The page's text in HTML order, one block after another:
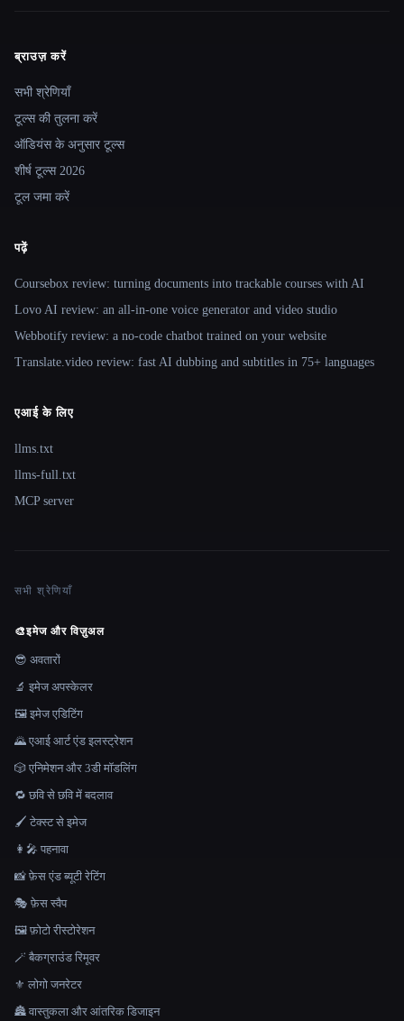
Site navigation
ब्राउज़ करें
सभी श्रेणियाँ
टूल्स की तुलना करें
ऑडियंस के अनुसार टूल्स
शीर्ष टूल्स 2026
टूल जमा करें
पढ़ें
Coursebox review: turning documents into trackable courses with AI
Lovo AI review: an all-in-one voice generator and video studio
Webbotify review: a no-code chatbot trained on your website
Translate.video review: fast AI dubbing and subtitles in 75+ languages
एआई के लिए
llms.txt
llms-full.txt
MCP server
सभी श्रेणियाँ
🎨इमेज और विज़ुअल
😎 अवतारों
🔬 इमेज अपस्केलर
🖼️ इमेज एडिटिंग
🌄 एआई आर्ट एंड इलस्ट्रेशन
🎲 एनिमेशन और 3डी मॉडलिंग
🔁 छवि से छवि में बदलाव
🖌️ टेक्स्ट से इमेज
👩‍🎤 पहनावा
📸 फ़ेस एंड ब्यूटी रेटिंग
🎭 फ़ेस स्वैप
🖼️ फ़ोटो रीस्टोरेशन
🪄 बैकग्राउंड रिमूवर
⚜️ लोगो जनरेटर
🏯 वास्तुकला और आंतरिक डिजाइन